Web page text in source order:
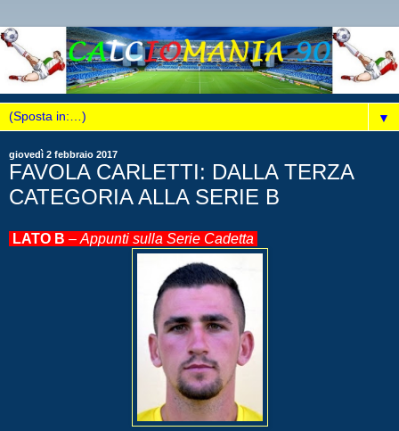
▼
giovedì 2 febbraio 2017
FAVOLA CARLETTI: DALLA TERZA
CATEGORIA ALLA SERIE B
LATO B –Appunti sulla Serie Cadetta